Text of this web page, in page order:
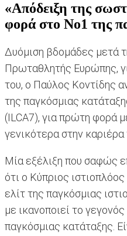
«Aπόδειξη της
φορά στο Νο1 της
Δυόμιση βδομάδες μετά
Πρωταθλητής Ευρώπης,
του, ο Παύλος Κοντίδης
της παγκόσμιας
(ILCA7), για πρώτη φορά
γενικότερα στην καριέρα
Μία εξέλιξη που σαφώς
ότι ο Κύπριος
ελίτ της παγκόσμιας
με ικανοποιεί το
παγκόσμιας κατάταξης.